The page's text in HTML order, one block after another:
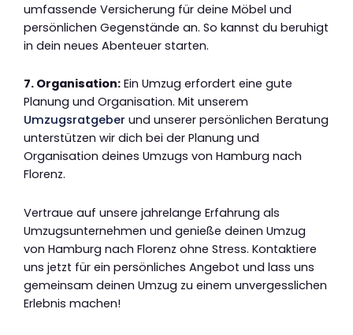
umfassende Versicherung für deine Möbel und
persönlichen Gegenstände an. So kannst du beruhigt
in dein neues Abenteuer starten.
7. Organisation: Ein Umzug erfordert eine gute
Planung und Organisation. Mit unserem
Umzugsratgeber und unserer persönlichen Beratung
unterstützen wir dich bei der Planung und
Organisation deines Umzugs von Hamburg nach
Florenz.
Vertraue auf unsere jahrelange Erfahrung als
Umzugsunternehmen und genieße deinen Umzug
von Hamburg nach Florenz ohne Stress. Kontaktiere
uns jetzt für ein persönliches Angebot und lass uns
gemeinsam deinen Umzug zu einem unvergesslichen
Erlebnis machen!